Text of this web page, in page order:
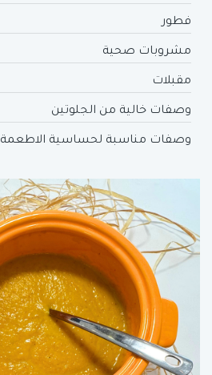
فطور
مشروبات صحية
مقبلات
وصفات خالية من الجلوتين
وصفات مناسبة لحساسية الاطعمة